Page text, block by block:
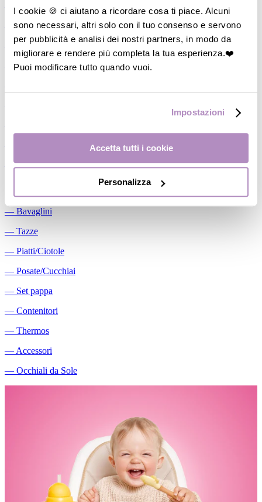
I cookie 🍪 ci aiutano a ricordare cosa ti piace. Alcuni
sono necessari, altri solo con il tuo consenso e servono
per pubblicità e analisi dei nostri partners, in modo da
migliorare e rendere più completa la tua esperienza.❤️
Puoi modificare tutto quando vuoi.
Impostazioni
Accetta tutti i cookie
Personalizza
―
Cuscini allattamento
―Biberon
―
Tettarelle
―Succhietti
Conservalatte Materno
―Massaggiagengive
― Bavaglini
― Tazze
― Piatti/Ciotole
― Posate/Cucchiai
― Set pappa
― Contenitori
― Thermos
― Accessori
― Occhiali da Sole